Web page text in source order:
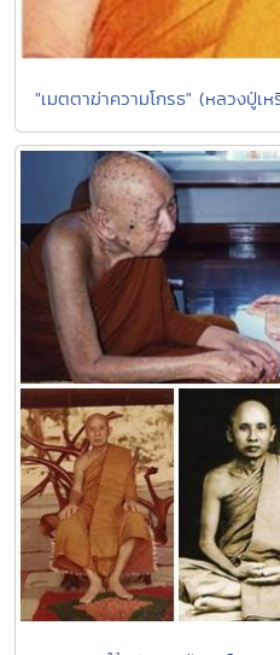
"เมตตาฆ่าความโกรธ" (หลวงปู่เ